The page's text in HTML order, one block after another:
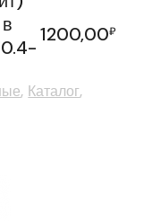
1200,00₽
Каталог